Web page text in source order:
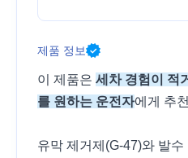
제품 정보
이 제품은 세차 경험이 적
를 원하는 운전자에게 추
유막 제거제(G-47)와 발